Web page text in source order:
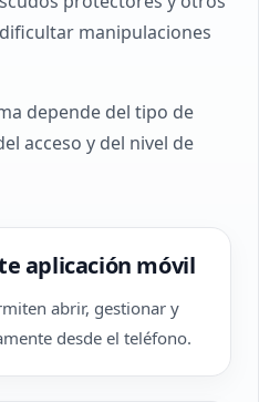
manipulaciones
depende del tipo de
acceso y del nivel de
aplicación móvil
abrir, gestionar y
desde el teléfono.